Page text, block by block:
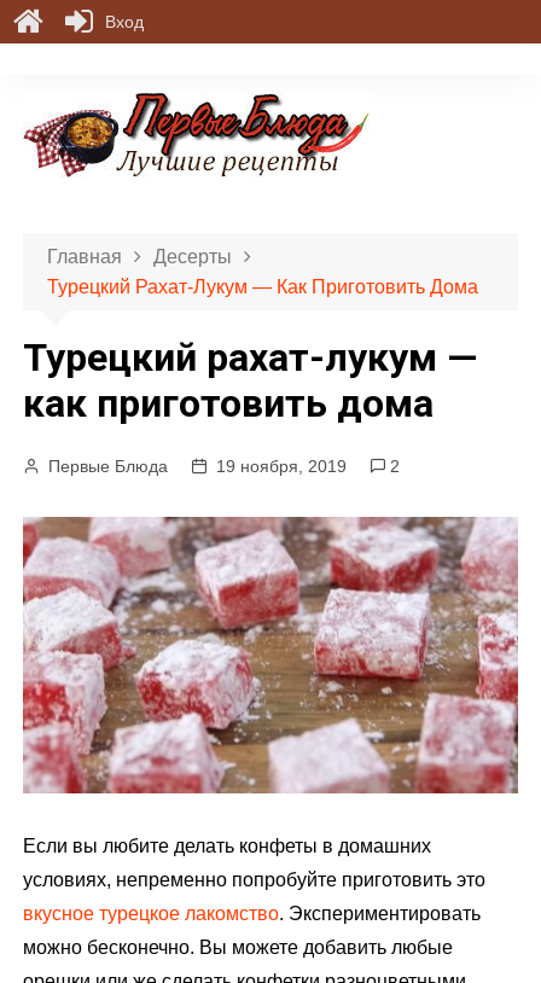
Главная
Десерты
Турецкий Рахат-Лукум — Как Приготовить Дома
Турецкий рахат-лукум —
как приготовить дома
Первые Блюда 19 ноября, 2019 2
Если вы любите делать конфеты в домашних
условиях, непременно попробуйте приготовить это
вкусное турецкое лакомство. Экспериментировать
можно бесконечно. Вы можете добавить любые
Вход